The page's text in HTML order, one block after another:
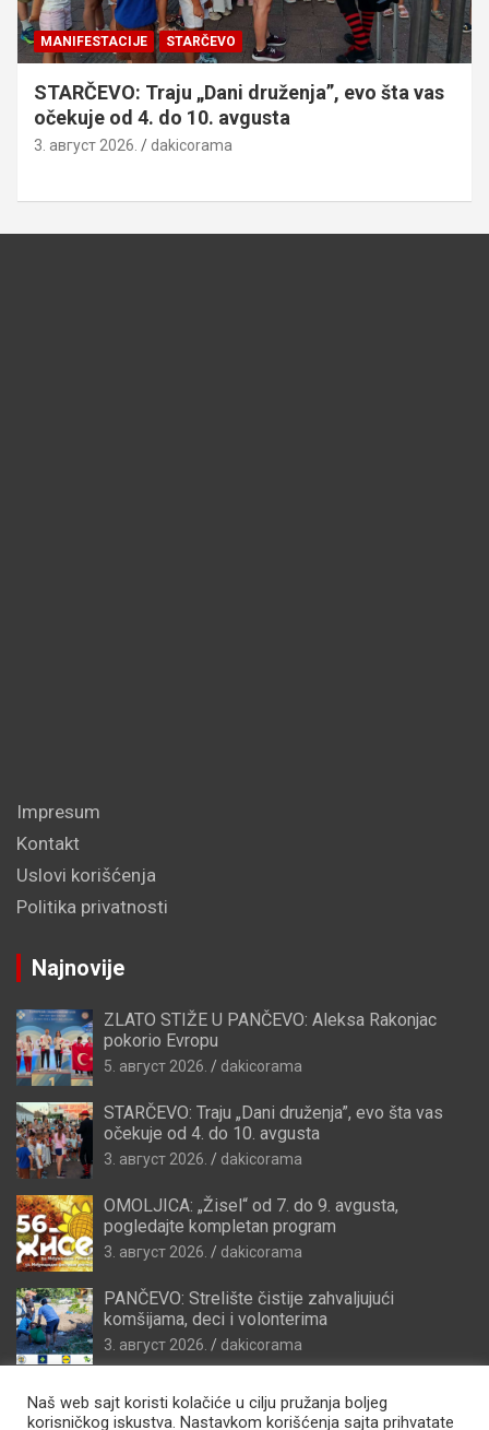
MANIFESTACIJE STARČEVO
STARČEVO: Traju „Dani druženja”, evo šta vas
očekuje od 4. do 10. avgusta
3. август 2026. dakicorama
Impresum
Kontakt
Uslovi korišćenja
Politika privatnosti
Najnovije
ZLATO STIŽE U PANČEVO: Aleksa Rakonjac
pokorio Evropu
5. август 2026. dakicorama
STARČEVO: Traju „Dani druženja”, evo šta vas
očekuje od 4. do 10. avgusta
3. август 2026. dakicorama
OMOLJICA: „Žisel“ od 7. do 9. avgusta,
pogledajte kompletan program
3. август 2026. dakicorama
PANČEVO: Strelište čistije zahvaljujući
komšijama, deci i volonterima
3. август 2026. dakicorama
Naš web sajt koristi kolačiće u cilju pružanja boljeg
korisničkog iskustva. Nastavkom korišćenja sajta prihvatate